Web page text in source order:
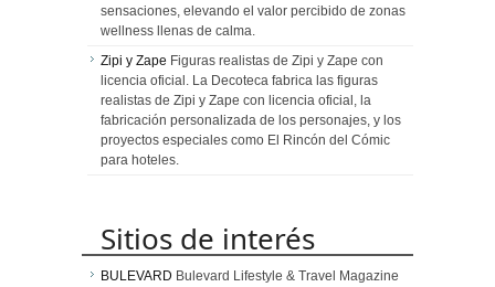
sensaciones, elevando el valor percibido de zonas
wellness llenas de calma.
Zipi y Zape Figuras realistas de Zipi y Zape con
licencia oficial. La Decoteca fabrica las figuras
realistas de Zipi y Zape con licencia oficial, la
fabricación personalizada de los personajes, y los
proyectos especiales como El Rincón del Cómic
para hoteles.
Sitios de interés
BULEVARD Bulevard Lifestyle & Travel Magazine